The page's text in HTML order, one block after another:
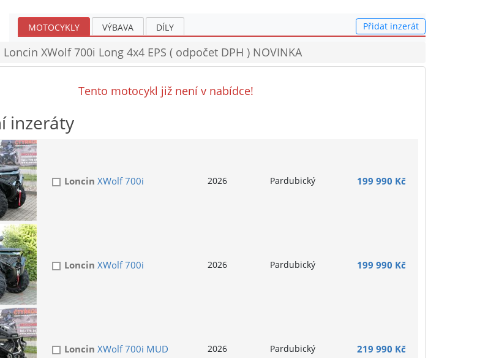
MOTOCYKLY VÝBAVA DÍLY Přidat inzerát
Loncin XWolf 700i Long 4x4 EPS ( odpočet DPH ) NOVINKA
Tento motocykl již není v nabídce!
inzeráty
Loncin XWolf 700i 2026 Pardubický 199 990 Kč
Loncin XWolf 700i 2026 Pardubický 199 990 Kč
Loncin XWolf 700i MUD 2026 Pardubický 219 990 Kč